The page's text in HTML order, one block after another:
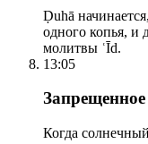
Ḍuhā
одного копья, и
молитвы ʿĪd.
13:05
Когда